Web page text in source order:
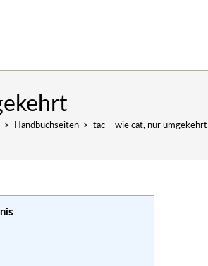
> Handbuchseiten > tac – wie cat, nur umgekehrt